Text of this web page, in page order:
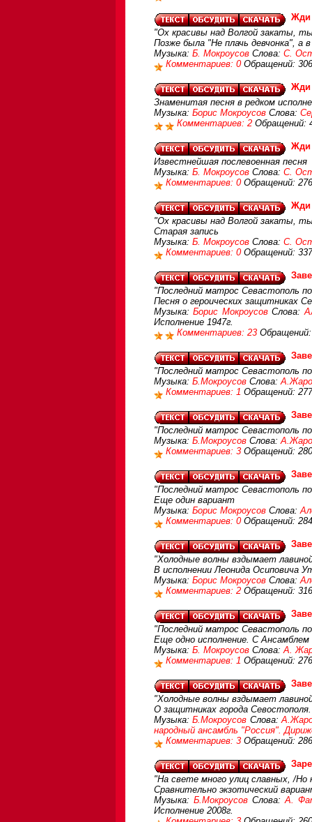
Жди
"Ох красивы над Волгой закаты,
Позже была "Не плачь девчонка", а
Музыка: Б. Мокроусов Слова: С.
Комментариев: 0 Обращений:
Жди
Знаменитая песня в редком
Музыка: Борис Мокроусов Слова:
Комментариев: 2 Обращений:
Жди
Известнейшая послевоенная песня
Музыка: Б. Мокроусов Слова: С.
Комментариев: 0 Обращений:
Жди
"Ох красивы над Волгой закаты,
Старая запись
Музыка: Б. Мокроусов Слова: С.
Комментариев: 0 Обращений:
"Последний матрос Севастополь
Песня о героических защитниках
Музыка:Борис МокроусовСлова:
Исполнение 1947г.
Комментариев: 23 Обращений:
"Последний матрос Севастополь
Музыка: Б.Мокроусов Слова:
Комментариев: 1 Обращений:
"Последний матрос Севастополь
Музыка: Б.Мокроусов Слова:
Комментариев: 3 Обращений:
"Последний матрос Севастополь
Еще один вариант
Музыка: Борис Мокроусов Слова:
Комментариев: 0 Обращений:
"Холодные волны вздымает
В исполнении Леонида Осиповича
Музыка: Борис Мокроусов Слова:
Комментариев: 2 Обращений:
"Последний матрос Севастополь
Еще одно исполнение. С
Музыка: Б. Мокроусов Слова:А.
Комментариев: 1 Обращений:
"Холодные волны вздымает
О защитниках города
Музыка:Б.Мокроусов Слова:
народный ансамбль "Россия".
Комментариев: 3 Обращений:
"На свете много улиц славных, /
Сравнительно экзотический
Музыка:Б.Мокроусов Слова:А.
Исполнение 2008г.